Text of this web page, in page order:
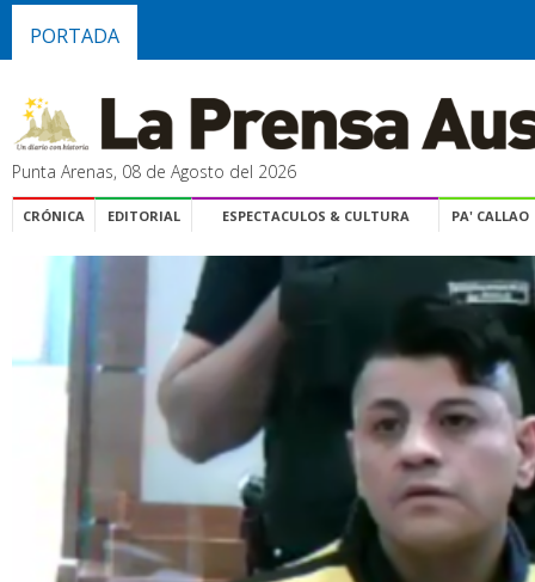
PORTADA
Punta Arenas, 08 de Agosto del 2026
CRÓNICA EDITORIAL ESPECTACULOS & CULTURA PA' CALLAO